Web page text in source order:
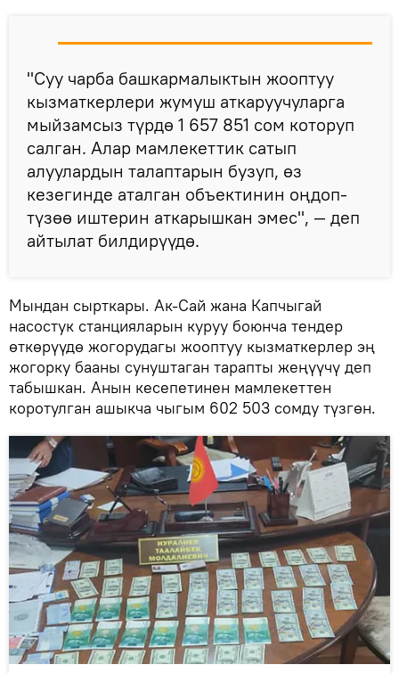
"Суу чарба башкармалыктын жооптуу
кызматкерлери жумуш аткаруучуларга
мыйзамсыз түрдө 1 657 851 сом которуп
салган. Алар мамлекеттик сатып
алуулардын талаптарын бузуп, өз
кезегинде аталган объектинин оңдоп-
түзөө иштерин аткарышкан эмес", — деп
айтылат билдирүүдө.
Мындан сырткары. Ак-Сай жана Капчыгай
насостук станцияларын куруу боюнча тендер
өткөрүүдө жогорудагы жооптуу кызматкерлер эң
жогорку бааны сунуштаган тарапты жеңүүчү деп
табышкан. Анын кесепетинен мамлекеттен
коротулган ашыкча чыгым 602 503 сомду түзгөн.